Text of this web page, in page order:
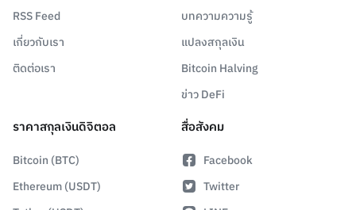
RSS Feed
เกี่ยวกับเรา
ติดต่อเรา
บทความความรู้
แปลงสกุลเงิน
Bitcoin Halving
ข่าว DeFi
ราคาสกุลเงินดิจิตอล
Bitcoin (BTC)
Ethereum (USDT)
สื่อสังคม
Facebook
Twitter